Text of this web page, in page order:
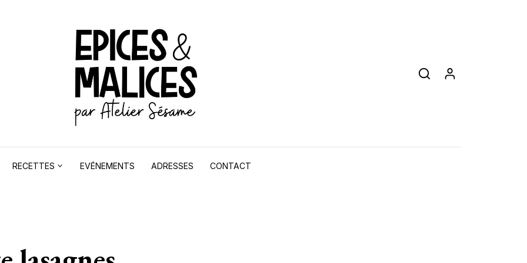
RECETTES EVÉNEMENTS ADRESSES CONTACT